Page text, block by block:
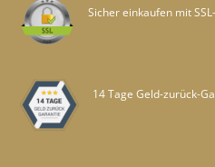
Sicher einkaufen mit
14 Tage Geld-zurück-